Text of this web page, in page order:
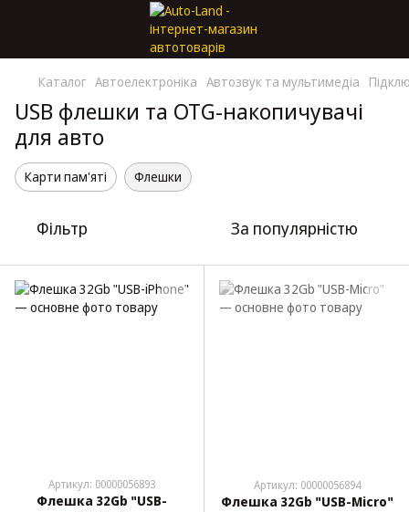
Каталог Автоелектроніка Автозвук та мультимедіа
USB флешки та OTG-накопичувачі
для авто
Карти пам'яті Флешки
Фільтр За популярністю
Артикул: 00000056893
Флешка 32Gb "USB-
Артикул: 00000056894
Флешка 32Gb "USB-Micro"